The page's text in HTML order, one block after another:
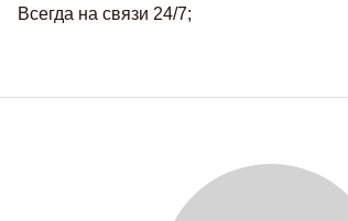
Всегда на связи 24/7;